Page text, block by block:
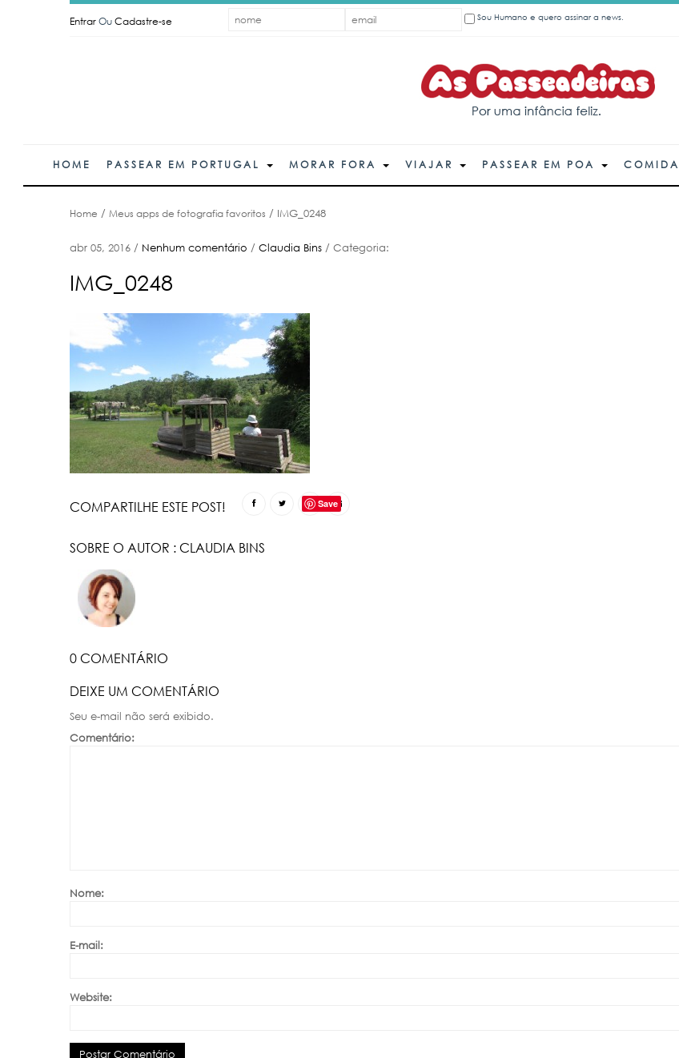
EntrarOuCadastre-se Sou Humano e quero assinar a news.
HOME PASSEAR EM PORTUGAL MORAR FORA VIAJAR PASSEAR EM POA COMIDA
Home / Meus apps de fotografia favoritos / IMG_0248
abr 05, 2016 / Nenhum comentário / Claudia Bins / Categoria:
IMG_0248
COMPARTILHE ESTE POST! Save
SOBRE O AUTOR : CLAUDIA BINS
0 COMENTÁRIO
DEIXE UM COMENTÁRIO
Seu e-mail não será exibido.
Comentário:
Nome:
E-mail:
Website: